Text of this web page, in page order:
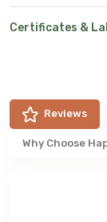
Certificates &
Reviews
Why Choose